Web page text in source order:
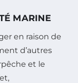
MARINE
en raison de
d’autres
et le